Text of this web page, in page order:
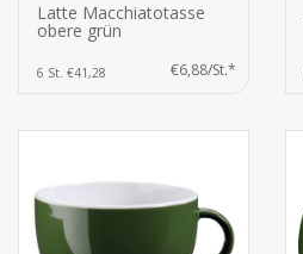
Latte Macchiatotasse
obere grün
6 St. €41,28 €6,88/St.*